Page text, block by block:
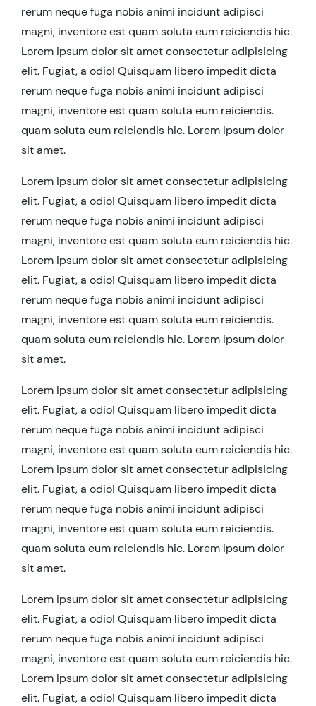
rerum neque fuga nobis animi incidunt adipisci
magni, inventore est quam soluta eum reiciendis hic.
Lorem ipsum dolor sit amet consectetur adipisicing
elit. Fugiat, a odio! Quisquam libero impedit dicta
rerum neque fuga nobis animi incidunt adipisci
magni, inventore est quam soluta eum reiciendis.
quam soluta eum reiciendis hic. Lorem ipsum dolor
sit amet.
Lorem ipsum dolor sit amet consectetur adipisicing
elit. Fugiat, a odio! Quisquam libero impedit dicta
rerum neque fuga nobis animi incidunt adipisci
magni, inventore est quam soluta eum reiciendis hic.
Lorem ipsum dolor sit amet consectetur adipisicing
elit. Fugiat, a odio! Quisquam libero impedit dicta
rerum neque fuga nobis animi incidunt adipisci
magni, inventore est quam soluta eum reiciendis.
quam soluta eum reiciendis hic. Lorem ipsum dolor
sit amet.
Lorem ipsum dolor sit amet consectetur adipisicing
elit. Fugiat, a odio! Quisquam libero impedit dicta
rerum neque fuga nobis animi incidunt adipisci
magni, inventore est quam soluta eum reiciendis hic.
Lorem ipsum dolor sit amet consectetur adipisicing
elit. Fugiat, a odio! Quisquam libero impedit dicta
rerum neque fuga nobis animi incidunt adipisci
magni, inventore est quam soluta eum reiciendis.
quam soluta eum reiciendis hic. Lorem ipsum dolor
sit amet.
Lorem ipsum dolor sit amet consectetur adipisicing
elit. Fugiat, a odio! Quisquam libero impedit dicta
rerum neque fuga nobis animi incidunt adipisci
magni, inventore est quam soluta eum reiciendis hic.
Lorem ipsum dolor sit amet consectetur adipisicing
elit. Fugiat, a odio! Quisquam libero impedit dicta